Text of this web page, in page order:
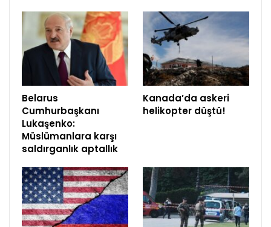
Belarus
Cumhurbaşkanı
Lukaşenko:
Müslümanlara karşı
saldırganlık aptallık
Kanada’da askeri
helikopter düştü!